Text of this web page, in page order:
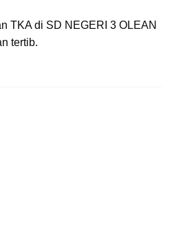
TKA di SD NEGERI 3 OLEAN
tertib.